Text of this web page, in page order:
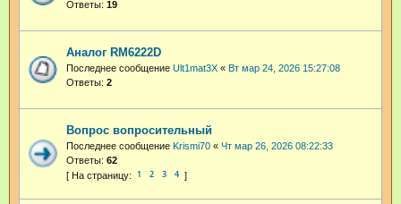
Ответы: 19
Аналог RM6222D
Последнее сообщение Ult1mat3X « Вт мар 24, 2026 15:27:08
Ответы: 2
Вопрос вопросительный
Последнее сообщение Krismi70 « Чт мар 26, 2026 08:22:33
Ответы: 62
1 2 3 4